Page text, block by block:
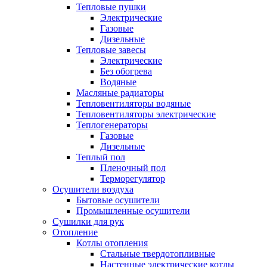
Тепловые пушки
Электрические
Газовые
Дизельные
Тепловые завесы
Электрические
Без обогрева
Водяные
Масляные радиаторы
Тепловентиляторы водяные
Тепловентиляторы электрические
Теплогенераторы
Газовые
Дизельные
Теплый пол
Пленочный пол
Терморегулятор
Осушители воздуха
Бытовые осушители
Промышленные осушители
Сушилки для рук
Отопление
Котлы отопления
Стальные твердотопливные
Настенные электрические котлы